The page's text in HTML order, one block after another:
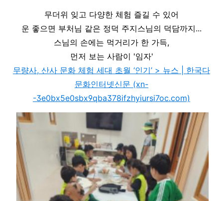
무더위 잊고 다양한 체험 즐길 수 있어
운 좋으면 부처님 같은 정덕 주지스님의 덕담까지...
스님의 손에는 먹거리가 한 가득,
먼저 보는 사람이 '임자'
무량사, 산사 문화 체험 세대 초월 ‘인기’ > 뉴스 | 한국다
문화인터넷신문 (xn-
-3e0bx5e0sbx9qba378ifzhyiursi7oc.com)